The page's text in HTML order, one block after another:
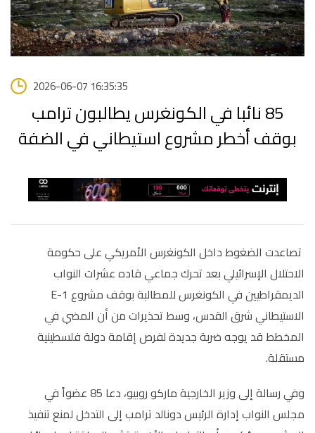
2026-06-07 16:35:35
85 نائبا في الكونغرس يطالبون ترامب
بوقف أخطر مشروع استيطاني في الضفة
تصاعدت الضغوط داخل الكونغرس الأمريكي على حكومة
الاحتلال الإسرائيلي بعد تحرك جماعي قاده عشرات النواب
الديمقراطيين في الكونغرس للمطالبة بوقف مشروع E-1
الاستيطاني شرق القدس، وسط تحذيرات من أن المضي في
المخطط قد يوجه ضربة جديدة لفرص إقامة دولة فلسطينية
مستقلة.
وفي رسالة إلى وزير الخارجية ماركو روبيو، دعا 85 عضواً في
مجلس النواب إدارة الرئيس دونالد ترامب إلى التدخل لمنع تنفيذ